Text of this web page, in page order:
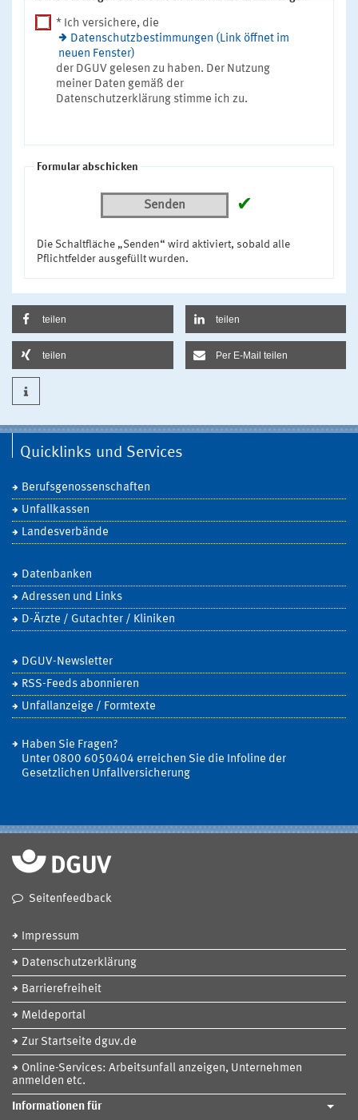
* Ich versichere, die
Datenschutzbestimmungen (Link öffnet im
neuen Fenster)
der DGUV gelesen zu haben. Der Nutzung
meiner Daten gemäß der
Datenschutzerklärung stimme ich zu.
Formular abschicken
Senden ✔
Die Schaltfläche „Senden“ wird aktiviert, sobald alle
Pflichtfelder ausgefüllt wurden.
teilen teilen
teilen Per E-Mail teilen
Quicklinks und Services
Berufsgenossenschaften
Unfallkassen
Landesverbände
Datenbanken
Adressen und Links
D-Ärzte / Gutachter / Kliniken
DGUV-Newsletter
RSS-Feeds abonnieren
Unfallanzeige / Formtexte
Haben Sie Fragen?
Unter 0800 6050404 erreichen Sie die Infoline der
Gesetzlichen Unfallversicherung
Seitenfeedback
Impressum
Datenschutzerklärung
Barrierefreiheit
Meldeportal
Zur Startseite dguv.de
Online-Services: Arbeitsunfall anzeigen, Unternehmen
anmelden etc.
Informationen für